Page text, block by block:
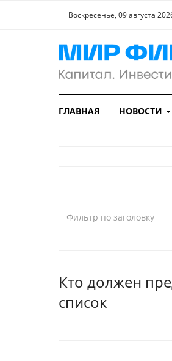
Воскресенье, 09 августа
ГЛАВНАЯ НОВОСТИ
Кто должен
список